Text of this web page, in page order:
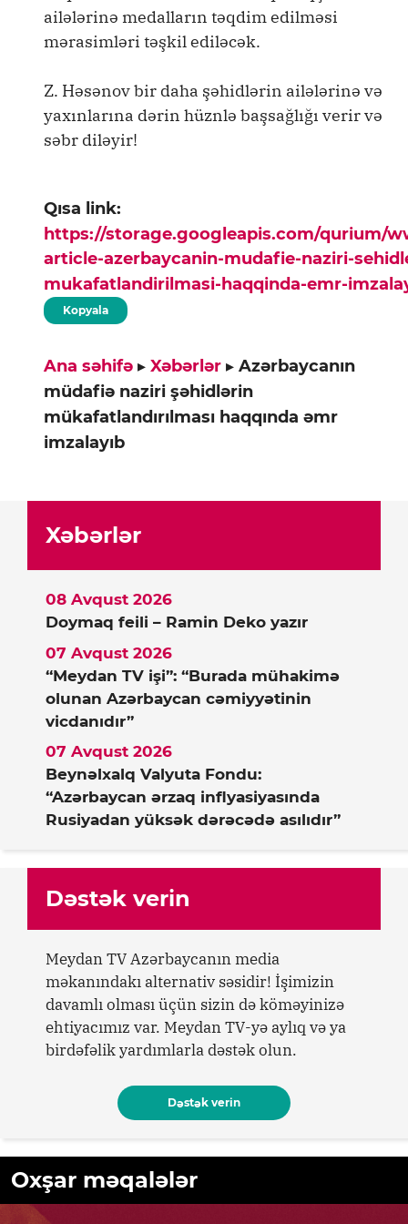
ailələrinə medalların təqdim edilməsi
mərasimləri təşkil ediləcək.
Z. Həsənov bir daha şəhidlərin ailələrinə və
yaxınlarına dərin hüznlə başsağlığı verir və
səbr diləyir!
Qısa link:
https://storage.googleapis.com/qurium/
article-azerbaycanin-mudafie-naziri-
mukafatlandirilmasi-haqqinda-emr-
Kopyala
Ana səhifə ▸ Xəbərlər ▸ Azərbaycanın
müdafiə naziri şəhidlərin
mükafatlandırılması haqqında əmr
imzalayıb
Xəbərlər
Doymaq feili – Ramin Deko yazır
08 Avqust 2026
“Meydan TV işi”: “Burada mühakimə
olunan Azərbaycan cəmiyyətinin
vicdanıdır”
07 Avqust 2026
Beynəlxalq Valyuta Fondu:
“Azərbaycan ərzaq inflyasiyasında
Rusiyadan yüksək dərəcədə asılıdır”
07 Avqust 2026
Dəstək verin
Meydan TV Azərbaycanın media
məkanındakı alternativ səsidir! İşimizin
davamlı olması üçün sizin də köməyinizə
ehtiyacımız var. Meydan TV-yə aylıq və ya
birdəfəlik yardımlarla dəstək olun.
Dəstək verin
Oxşar məqalələr